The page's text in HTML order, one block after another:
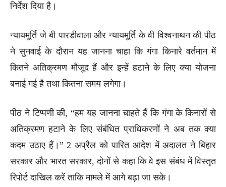
निर्देश दिया है।
न्यायमूर्ति जे बी पारडीवाला और न्यायमूर्ति के वी विश्वनाथन की पीठ
ने सुनवाई के दौरान यह जानना चाहा कि गंगा किनारे वर्तमान में
कितने अतिक्रमण मौजूद हैं और इन्हें हटाने के लिए क्या योजना
बनाई गई है तथा कितना समय लगेगा।
पीठ ने टिप्पणी की, “हम यह जानना चाहते हैं कि गंगा के किनारों से
अतिक्रमण हटाने के लिए संबंधित प्राधिकरणों ने अब तक क्या
कदम उठाए हैं।” 2 अप्रैल को पारित आदेश में अदालत ने बिहार
सरकार और भारत सरकार, दोनों से कहा कि वे इस संबंध में विस्तृत
रिपोर्ट दाखिल करें ताकि मामले में आगे बढ़ा जा सके।